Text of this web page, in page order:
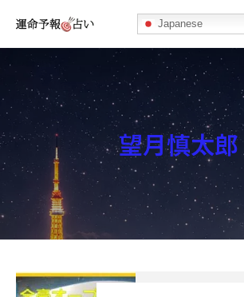
Japanese
運命予報占い
運命予報占いとは
あなたの所属部屋を探そう！
最恐の相性占い
秘伝公開！吉凶カレンダー
記事カテゴリー
望月慎太郎